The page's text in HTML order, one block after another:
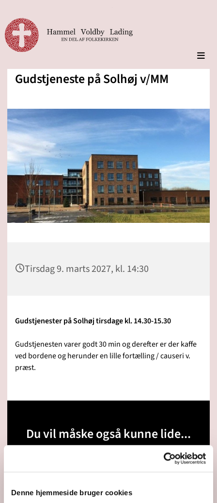
Denne hjemmeside bruger cookies
Gudstjeneste på Solhøj v/MM
Tirsdag 9. marts 2027, kl. 14:30
Gudstjenester på Solhøj tirsdage kl. 14.30-15.30
Gudstjenesten varer godt 30 min og derefter er der kaffe
ved bordene og herunder en lille fortælling / causeri v.
præst.
Du vil måske også kunne lide...